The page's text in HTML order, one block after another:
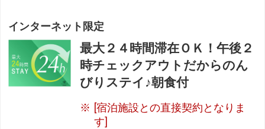
インターネット限定
最大２４時間滞在ＯＫ！午後２
時チェックアウトだからのん
びりステイ♪朝食付
[宿泊施設との直接契約となりま
す]